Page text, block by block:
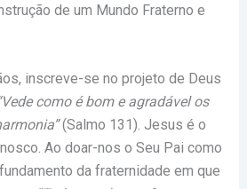
de um Mundo Fraterno e
inscreve-se no projeto de Deus
como é bom e agradável os
(Salmo 131). Jesus é o
Ao doar-nos o Seu Pai como
da fraternidade em que